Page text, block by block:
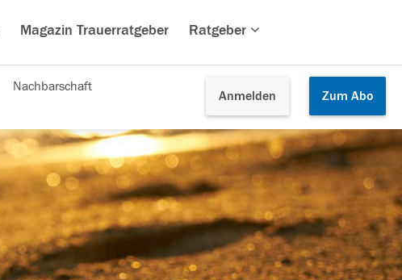
Magazin Trauerratgeber Ratgeber
Anmelden Zum Abo
Nachbarschaft